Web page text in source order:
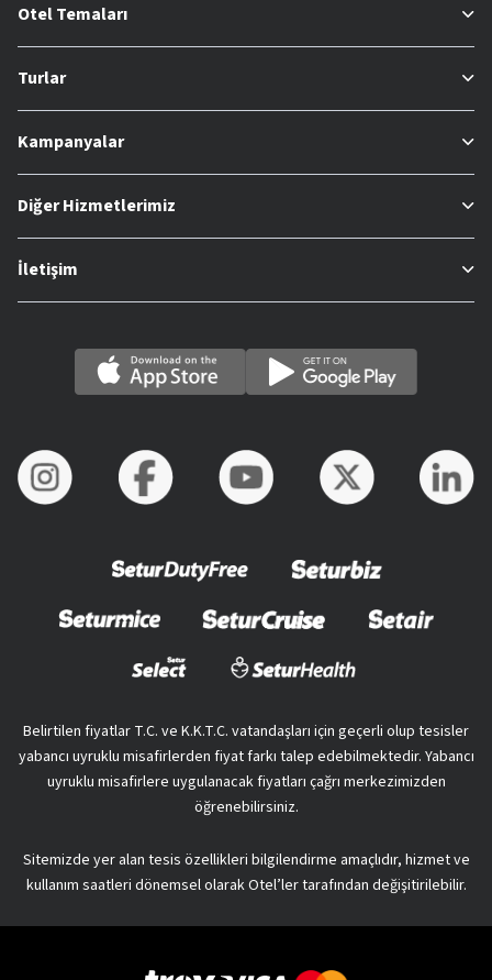
Otel Temaları
Turlar
Kampanyalar
Diğer Hizmetlerimiz
İletişim
Belirtilen fiyatlar T.C. ve K.K.T.C. vatandaşları için geçerli olup tesisler
yabancı uyruklu misafirlerden fiyat farkı talep edebilmektedir. Yabancı
uyruklu misafirlere uygulanacak fiyatları çağrı merkezimizden
öğrenebilirsiniz.
Sitemizde yer alan tesis özellikleri bilgilendirme amaçlıdır, hizmet ve
kullanım saatleri dönemsel olarak Otel’ler tarafından değişitirilebilir.